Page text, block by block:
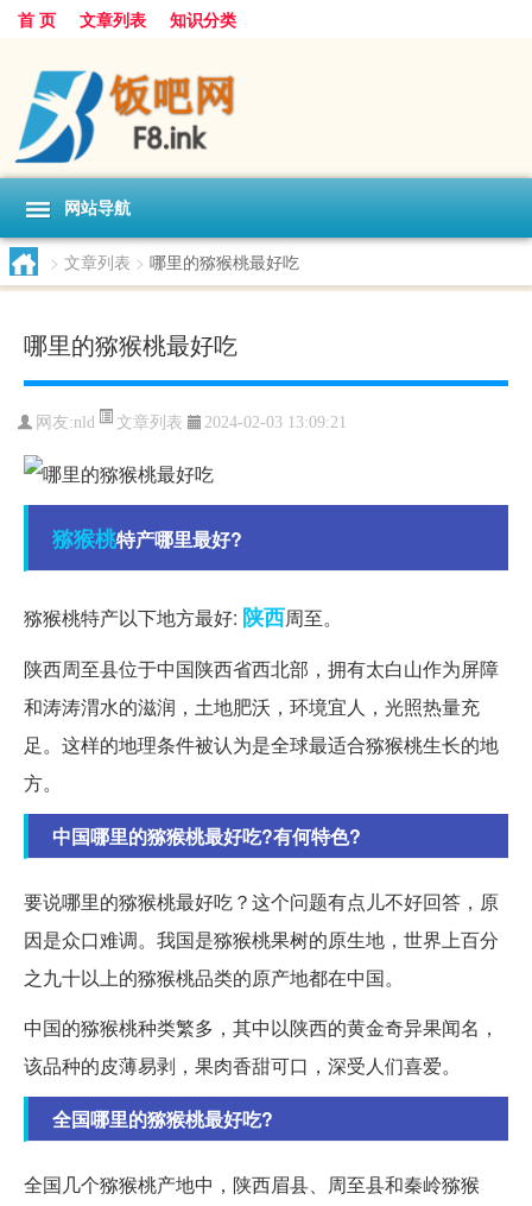
首 页 文章列表 知识分类
网站导航
> 文章列表 > 哪里的猕猴桃最好吃
哪里的猕猴桃最好吃
网友:nld 文章列表 2024-02-03 13:09:21
猕猴桃特产哪里最好?
猕猴桃特产以下地方最好: 陕西周至。
陕西周至县位于中国陕西省西北部，拥有太白山作为屏障
和涛涛渭水的滋润，土地肥沃，环境宜人，光照热量充
足。这样的地理条件被认为是全球最适合猕猴桃生长的地
方。
中国哪里的猕猴桃最好吃?有何特色?
要说哪里的猕猴桃最好吃？这个问题有点儿不好回答，原
因是众口难调。我国是猕猴桃果树的原生地，世界上百分
之九十以上的猕猴桃品类的原产地都在中国。
中国的猕猴桃种类繁多，其中以陕西的黄金奇异果闻名，
该品种的皮薄易剥，果肉香甜可口，深受人们喜爱。
全国哪里的猕猴桃最好吃?
全国几个猕猴桃产地中，陕西眉县、周至县和秦岭猕猴